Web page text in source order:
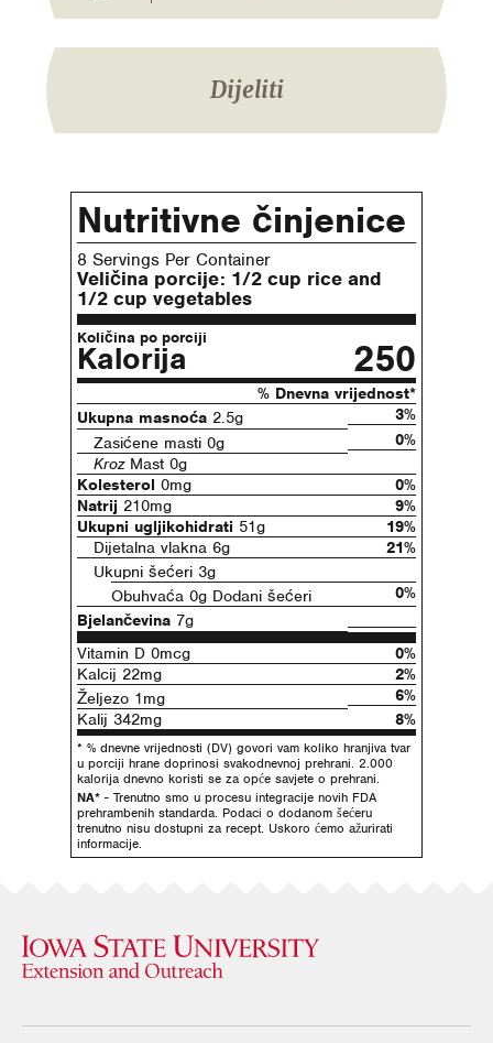
Dijeliti
Nutritivne činjenice
8 Servings Per Container
Veličina porcije: 1/2 cup rice and
1/2 cup vegetables
Količina po porciji
Kalorija 250
% Dnevna vrijednost*
Ukupna masnoća 2.5g
3%
Zasićene masti 0g
0%
KrozMast 0g
Kolesterol 0mg
0%
Natrij 210mg
9%
Ukupni ugljikohidrati 51g
19%
Dijetalna vlakna 6g
21%
Ukupni šećeri 3g
Obuhvaća 0g Dodani šećeri
0%
Bjelančevina 7g
Vitamin D 0mcg
0%
Kalcij 22mg
2%
Željezo 1mg
6%
Kalij 342mg
8%
* % dnevne vrijednosti (DV) govori vam koliko hranjiva tvar
u porciji hrane doprinosi svakodnevnoj prehrani. 2.000
kalorija dnevno koristi se za opće savjete o prehrani.
NA* - Trenutno smo u procesu integracije novih FDA
prehrambenih standarda. Podaci o dodanom šećeru
trenutno nisu dostupni za recept. Uskoro ćemo ažurirati
informacije.